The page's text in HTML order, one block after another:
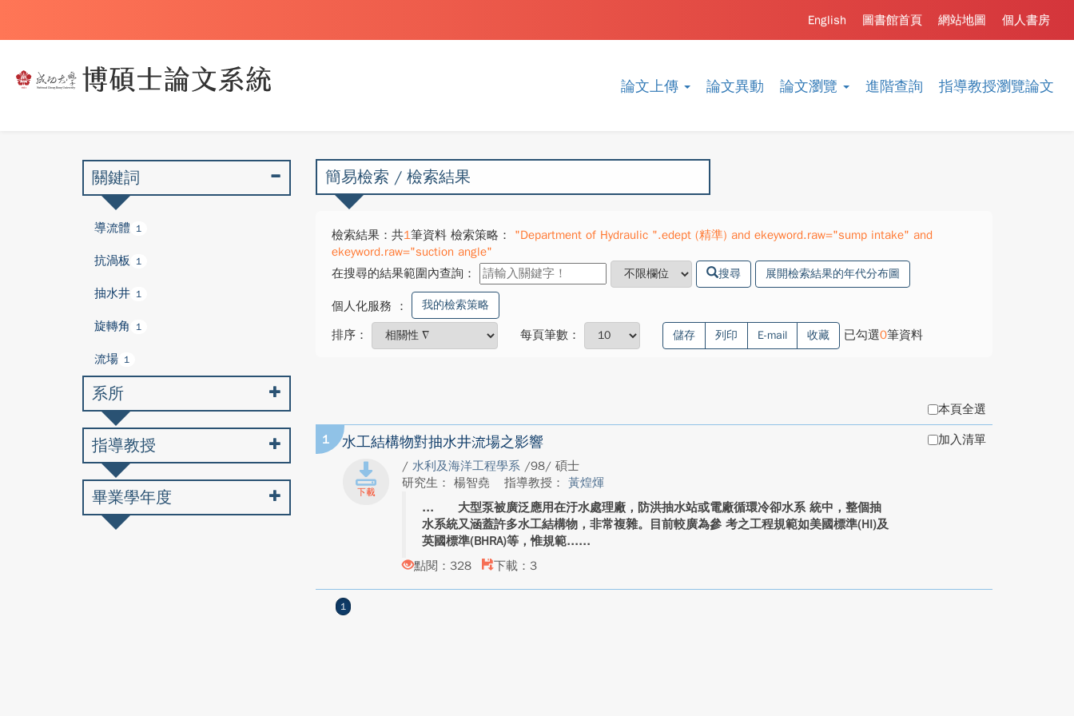
論文上傳 論文異動 論文瀏覽 進階查詢 指導教授瀏覽論文
個人書房
網站地圖
圖書館首頁
English
簡易檢索 / 檢索結果
檢索結果：共1筆資料 檢索策略：
"Department of Hydraulic ".edept (精準) and ekeyword.raw="sump intake" and
ekeyword.raw="suction angle"
在搜尋的結果範圍內查詢：
搜尋 展開檢索結果的年代分布圖
個人化服務 ： 我的檢索策略
排序： 每頁筆數： 儲存 列印 E-mail 收藏 已勾選0筆資料
本頁全選
1 水工結構物對抽水井流場之影響
/ 水利及海洋工程學系 /98/ 碩士
研究生： 楊智堯
指導教授： 黃煌煇
大型泵被廣泛應用在汙水處理廠，防洪抽水站或電廠循環冷卻水系 統中，整個抽
水系統又涵蓋許多水工結構物，非常複雜。目前較廣為參 考之工程規範如美國標準(HI)及
英國標準(BHRA)等，惟規範...
點閱：328
下載：3
加入清單
1
關鍵詞
導流體 1
抗渦板 1
抽水井 1
旋轉角 1
流場 1
系所
指導教授
畢業學年度